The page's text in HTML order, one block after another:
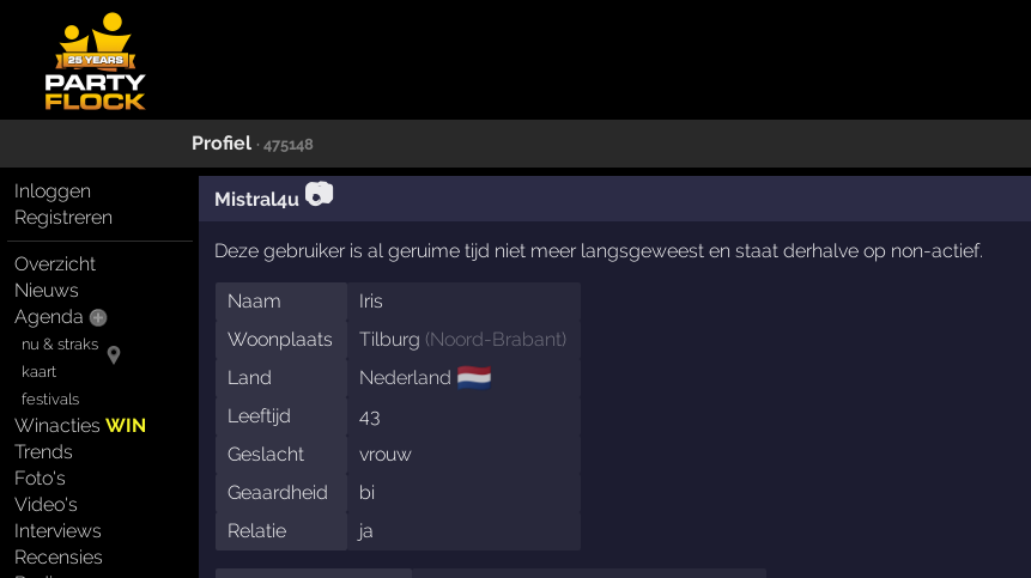
Profiel · 475148
Inloggen
Registreren
Overzicht
Nieuws
Agenda
nu & straks
kaart
festivals
WinactiesWIN
Trends
Foto's
Video's
Interviews
Recensies
Mistral4u 📷
Deze gebruiker is al geruime tijd niet meer langsgeweest en staat derhalve op non-actief.
Naam
Iris
Woonplaats
Tilburg (Noord-Brabant)
Land
Nederland 🇳🇱
Leeftijd
43
Geslacht
vrouw
Geaardheid
bi
Relatie
ja